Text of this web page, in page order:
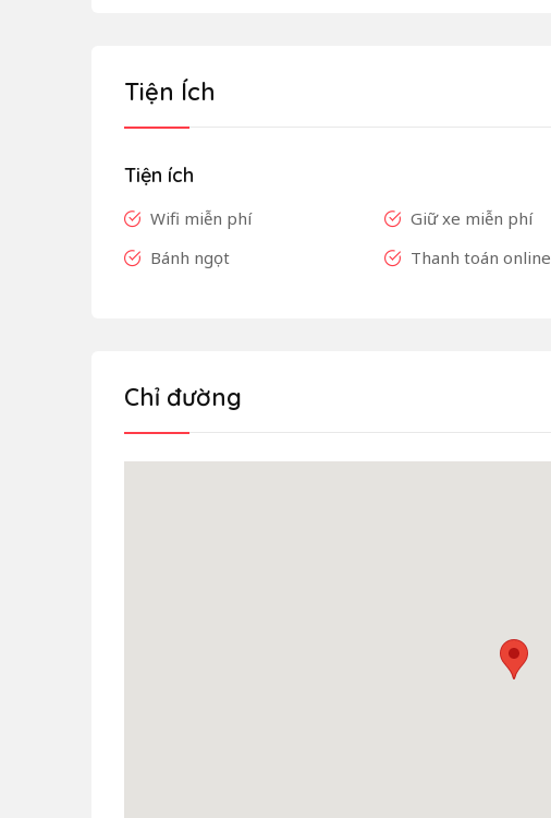
Tiện Ích
Tiện ích
Wifi miễn phí Giữ xe miễn phí
Bánh ngọt
Thanh toán online
Chỉ đường